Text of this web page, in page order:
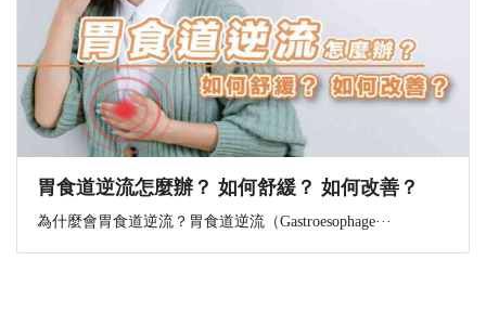
胃食道逆流怎麼辦？ 如何舒緩？ 如何改善？
為什麼會胃食道逆流？胃食道逆流（Gastroesophage···